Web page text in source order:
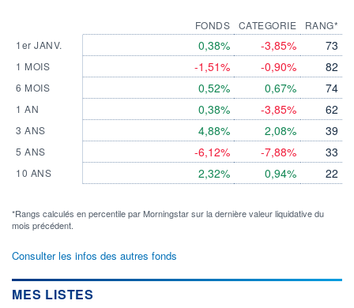
1er JANV.
1 MOIS
6 MOIS
1 AN
3 ANS
5 ANS
10 ANS
FONDS
0,38%
-1,51%
0,52%
0,38%
4,88%
-6,12%
2,32%
CATEGORIE
-3,85%
-0,90%
0,67%
-3,85%
2,08%
-7,88%
0,94%
RANG*
73
82
74
62
39
33
22
*Rangs calculés en percentile par Morningstar sur la dernière valeur liquidative du
mois précédent.
Consulter les infos des autres fonds
MES LISTES